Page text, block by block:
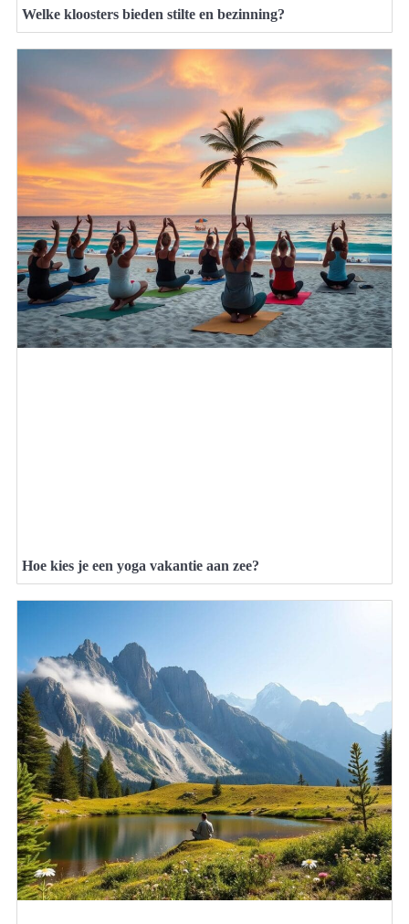
Welke kloosters bieden stilte en bezinning?
Hoe kies je een yoga vakantie aan zee?